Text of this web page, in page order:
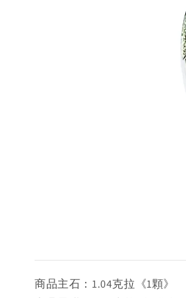
商品主石：1.04克拉《1顆》